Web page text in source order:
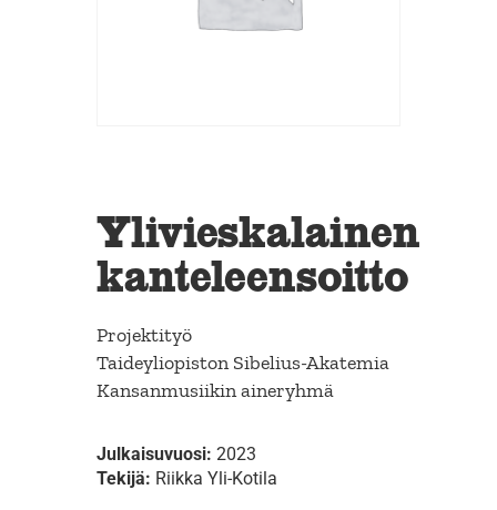
Ylivieskalainen
kanteleensoitto
Projektityö
Taideyliopiston Sibelius-Akatemia
Kansanmusiikin aineryhmä
Julkaisuvuosi:2023
Tekijä: Riikka Yli-Kotila